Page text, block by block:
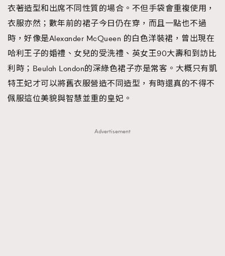
衣著造型和出席不同性質的場合。不但手袋會重複使用，
衣服亦然；數年前的裙子今日仍在穿，而且一點也不過
時，好像是Alexander McQueen 的白色洋裝裙，曾出現在
哈利王子的婚禮、女兒的受洗禮、英女王90大壽和到訪比
利時；Beulah London的深綠色裙子亦是常客。大概只有凱
特王妃才可以將舊衣服營造不同造型，有時還真的不得不
佩服這位美貌與智慧並重的皇妃。
Advertisement